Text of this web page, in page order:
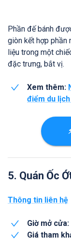
Phần đế bánh
giòn kết hợp phần
liệu trong một
đặc trưng, bắt vị.
Xem thêm:
điểm du
5. Quán Ốc
Thông tin liên hệ
Giờ mở cửa:
Giá tham